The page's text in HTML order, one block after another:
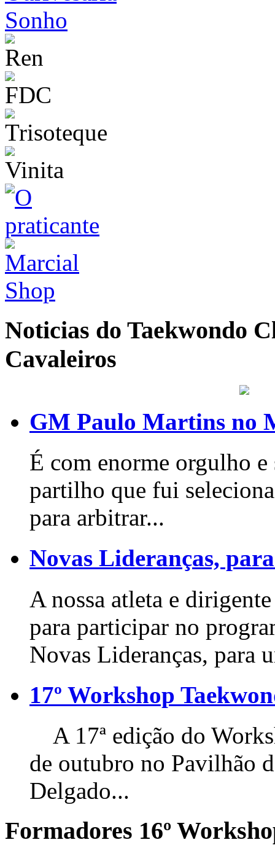
Noticias do Taekwondo
Cavaleiros
GM Paulo Martins no
É com enorme orgulho
partilho que fui
para arbitrar...
Novas Lideranças,
A nossa atleta e
para participar no
Novas Lideranças, para
17º Workshop
A 17ª edição do
de outubro no Pavilhão
Delgado...
Formadores 16º